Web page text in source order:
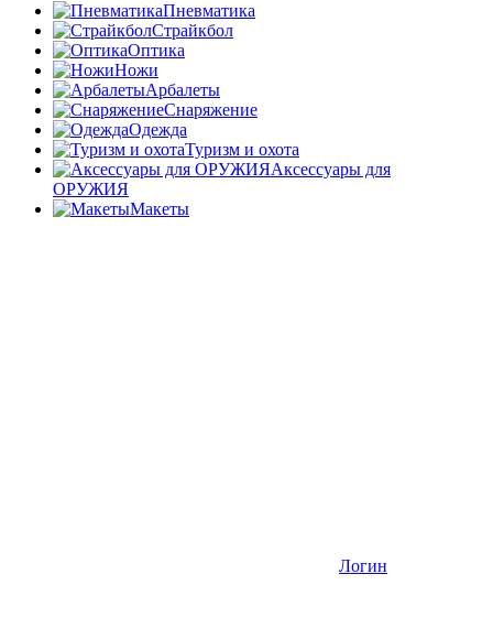
Пневматика
Страйкбол
Оптика
Ножи
Арбалеты
Снаряжение
Одежда
Туризм и охота
Аксессуары для
ОРУЖИЯ
Макеты
Логин